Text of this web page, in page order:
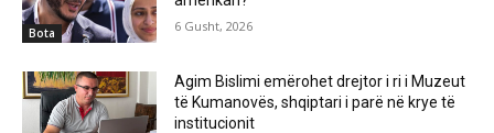
Bota 6 Gusht, 2026
Agim Bislimi emërohet drejtor i ri i Muzeut
të Kumanovës, shqiptari i parë në krye të
institucionit